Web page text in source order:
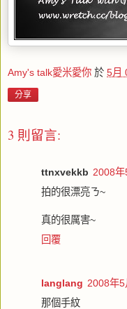
Amy's talk愛米愛你 於 5月
分享
3 則留言:
ttnxvekkb 2008
拍的很漂亮ㄋ~
真的很厲害~
回覆
langlang 2008年
那個手紋